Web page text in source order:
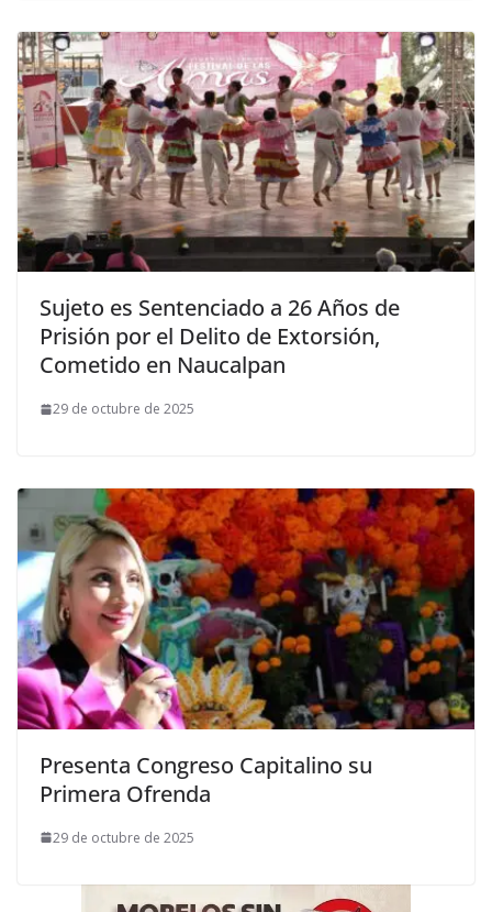
Sujeto es Sentenciado a 26 Años de
Prisión por el Delito de Extorsión,
Cometido en Naucalpan
29 de octubre de 2025
Presenta Congreso Capitalino su
Primera Ofrenda
29 de octubre de 2025